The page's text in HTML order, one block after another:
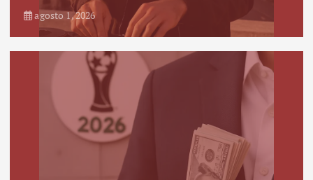
agosto 1, 2026